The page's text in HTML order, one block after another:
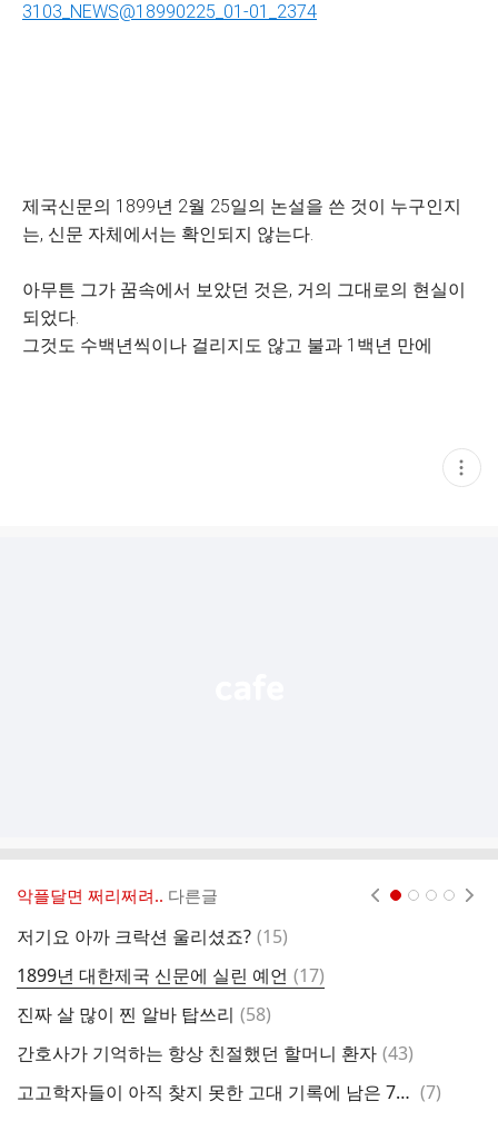
3103_NEWS@18990225_01-01_2374
제국신문의 1899년 2월 25일의 논설을 쓴 것이 누구인지
는, 신문 자체에서는 확인되지 않는다.
아무튼 그가 꿈속에서 보았던 것은, 거의 그대로의 현실이
되었다.
그것도 수백년씩이나 걸리지도 않고 불과 1백년 만에
현
재
악플달면 쩌리쩌려.. 다른글
저기요 아까 크락션 울리셨죠? 댓
(15)
1899년 대한제국 신문에 실린 예언 댓
글
(17)
진짜 살 많이 찐 알바 탑쓰리 댓
(58)
간호사가 기억하는 항상 친절했던 할머니 환자 댓
(43)
고고학자들이 아직 찾지 못한 고대 기록에 남은 7개 도시 댓
(7)